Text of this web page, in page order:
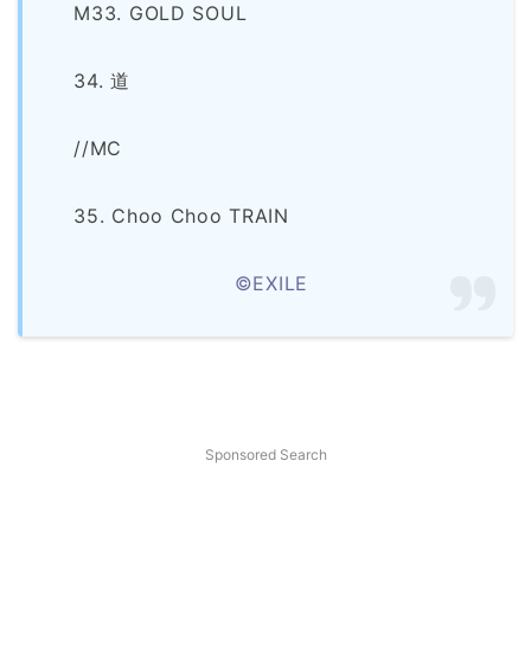
M33. GOLD SOUL
34. 道
//MC
35. Choo Choo TRAIN
©EXILE
Sponsored Search